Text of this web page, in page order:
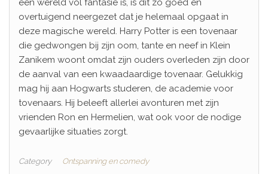
een wereld vol fantasie is, is dit zo goed en
overtuigend neergezet dat je helemaal opgaat in
deze magische wereld. Harry Potter is een tovenaar
die gedwongen bij zijn oom, tante en neef in Klein
Zanikem woont omdat zijn ouders overleden zijn door
de aanval van een kwaadaardige tovenaar. Gelukkig
mag hij aan Hogwarts studeren, de academie voor
tovenaars. Hij beleeft allerlei avonturen met zijn
vrienden Ron en Hermelien, wat ook voor de nodige
gevaarlijke situaties zorgt.
Category Ontspanning en comedy